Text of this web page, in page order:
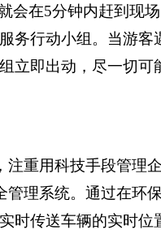
会在5分钟内赶到现
务行动小组。当游客
立即出动，尽一切可
重用科技手段管理
理系统。通过在环
时传送车辆的实时位